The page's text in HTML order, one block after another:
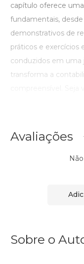
capítulo oferece
fundamentais,
demonstrativos de
práticos e exercícios
conduzidos em uma
transforma a
Avaliações
Sobre o